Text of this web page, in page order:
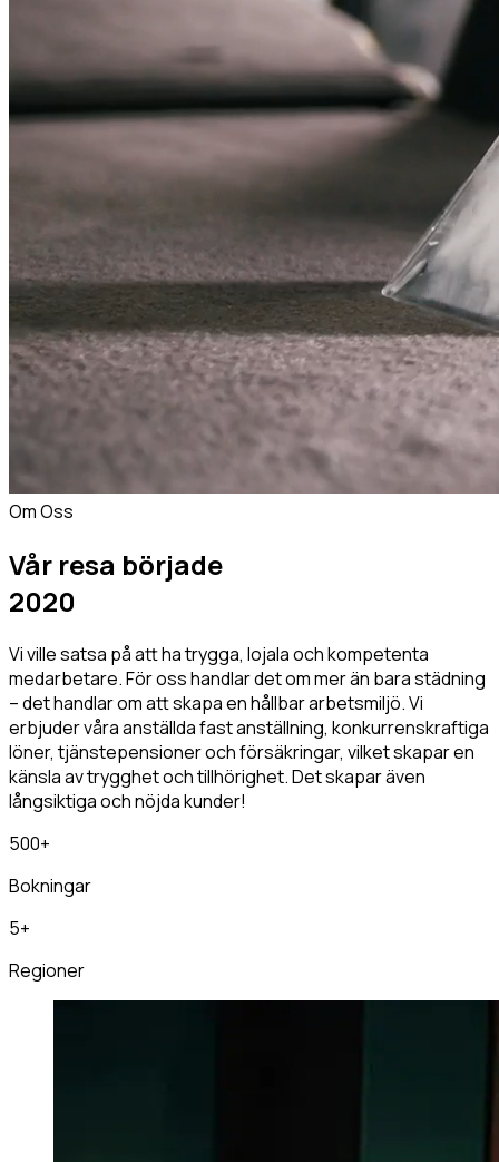
Om Oss
Vår resa började
2020
Vi ville satsa på att ha trygga, lojala och kompetenta
medarbetare. För oss handlar det om mer än bara städning
– det handlar om att skapa en hållbar arbetsmiljö. Vi
erbjuder våra anställda fast anställning, konkurrenskraftiga
löner, tjänstepensioner och försäkringar, vilket skapar en
känsla av trygghet och tillhörighet. Det skapar även
långsiktiga och nöjda kunder!
500+
Bokningar
5+
Regioner